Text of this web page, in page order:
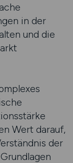
in der
und die
Wert darauf,
der